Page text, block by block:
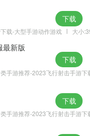
载-大型手游动作游戏 大小
下载
最新版
手游推荐-2023飞行射击手游下
下载
手游推荐-2023飞行射击手游下
下载